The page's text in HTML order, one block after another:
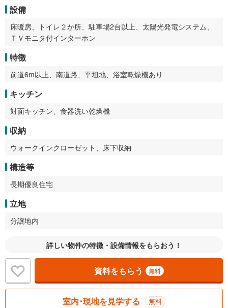
設備
床暖房、トイレ２か所、駐車場2台以上、太陽光発電システム、
ＴＶモニタ付インターホン
特徴
前道6m以上、南道路、平坦地、浴室乾燥機あり
キッチン
対面キッチン、食器洗い乾燥機
収納
ウォークインクローゼット、床下収納
構造等
長期優良住宅
立地
分譲地内
詳しい物件の特徴・設備情報をもらおう！
資料をもらう 無料
室内･現地を見学する 無料